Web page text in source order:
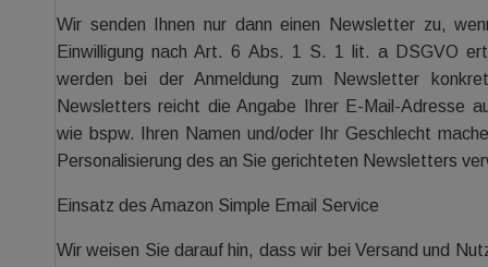
Wir senden Ihnen nur dann einen Newsletter zu,
Einwilligung nach Art. 6 Abs. 1 S. 1 lit. a DSGVO
werden bei der Anmeldung zum Newsletter
Newsletters reicht die Angabe Ihrer E-Mail-Adresse
wie bspw. Ihren Namen und/oder Ihr Geschlecht
Personalisierung des an Sie gerichteten Newsletters
Einsatz des Amazon Simple Email Service
Wir weisen Sie darauf hin, dass wir bei Versand und